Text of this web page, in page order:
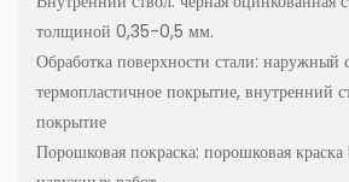
толщиной 0,35-0,5 мм.
Обработка поверхности стали: наружный
термопластичное покрытие, внутренний
покрытие
Порошковая покраска: порошковая